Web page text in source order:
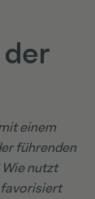
einem
führenden
nutzt
favorisiert